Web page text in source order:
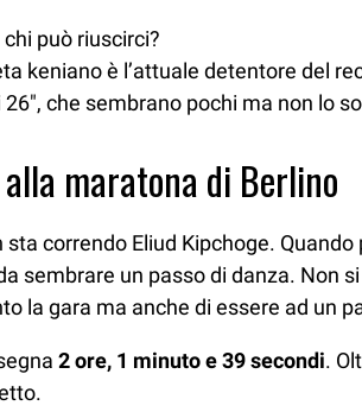
può riuscirci?
keniano è l’attuale detentore del
che sembrano pochi ma non lo
maratona di Berlino
correndo Eliud Kipchoge.
sembrare un passo di danza. Non
la gara ma anche di essere ad un
2 ore, 1 minuto e 39 secondi.